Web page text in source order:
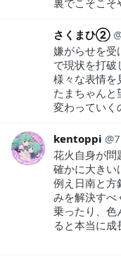
裏でこそこ
さくまひ②
嫌がらせを受
で現状を打
様々な表情を
たまちゃんと
変わっていく
kentoppi
花火自身が問
確かに大きい
例え日南と方
みを解決すべ
乗ったり、色
ると本当に成